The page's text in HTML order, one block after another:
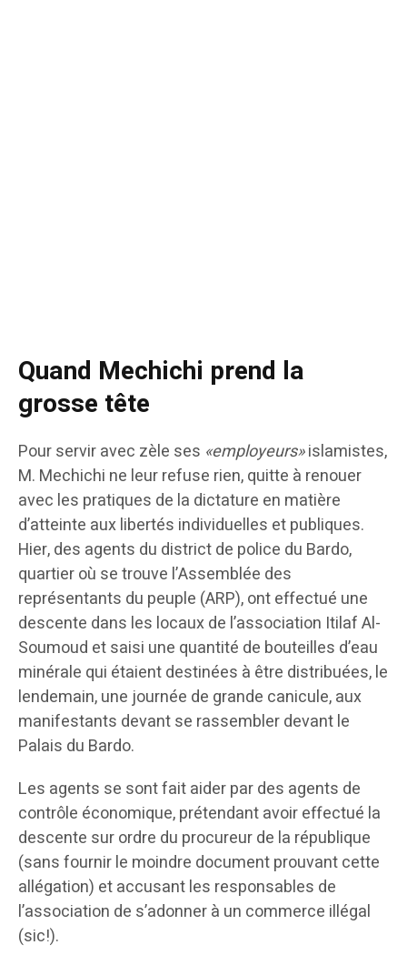
Quand Mechichi prend la
grosse tête
Pour servir avec zèle ses «employeurs»islamistes,
M. Mechichi ne leur refuse rien, quitte à renouer
avec les pratiques de la dictature en matière
d’atteinte aux libertés individuelles et publiques.
Hier, des agents du district de police du Bardo,
quartier où se trouve l’Assemblée des
représentants du peuple (ARP), ont effectué une
descente dans les locaux de l’association Itilaf Al-
Soumoud et saisi une quantité de bouteilles d’eau
minérale qui étaient destinées à être distribuées, le
lendemain, une journée de grande canicule, aux
manifestants devant se rassembler devant le
Palais du Bardo.
Les agents se sont fait aider par des agents de
contrôle économique, prétendant avoir effectué la
descente sur ordre du procureur de la république
(sans fournir le moindre document prouvant cette
allégation) et accusant les responsables de
l’association de s’adonner à un commerce illégal
(sic!).